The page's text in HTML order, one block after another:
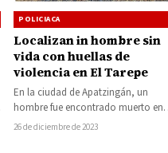
POLICIACA
Localizan in hombre sin
vida con huellas de
violencia en El Tarepe
En la ciudad de Apatzingán, un
hombre fue encontrado muerto en
un terreno rústico de la colonia «El…
26 de diciembre de 2023